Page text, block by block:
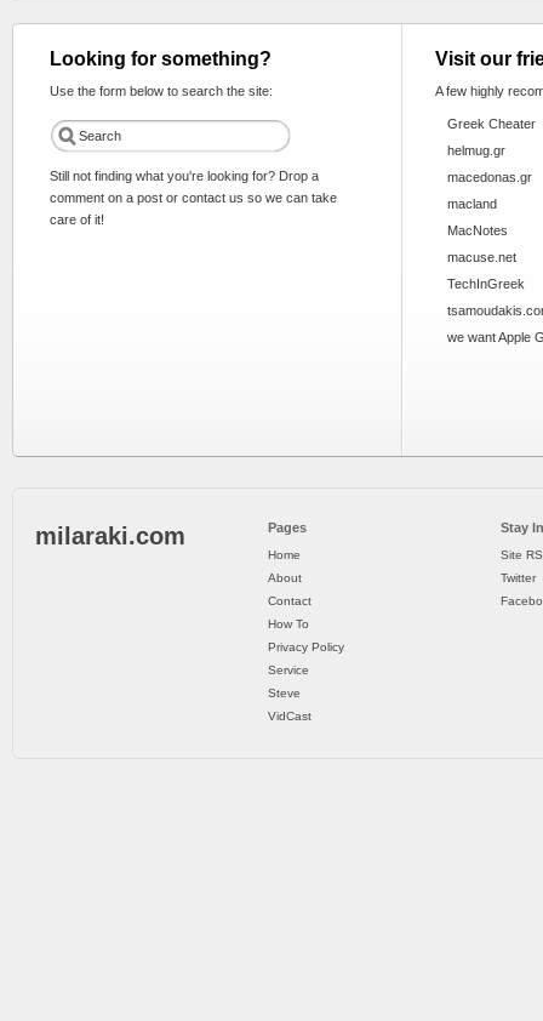
Looking for something?
Use the form below to search the site:
Still not finding what you're looking for? Drop a
comment on a post or contact us so we can take
care of it!
Visit our
A few highly
Greek Cheater
helmug.gr
macedonas.gr
macland
MacNotes
macuse.net
TechInGreek
we want Apple
milaraki.com Pages
Home
About
Contact
How To
Privacy Policy
Service
Steve
VidCast
Stay
Site
Twitter